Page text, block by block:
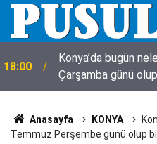
18:00
Konya’da bugün
Çarşamba günü
Anasayfa KONYA
Temmuz Perşembe günü olup